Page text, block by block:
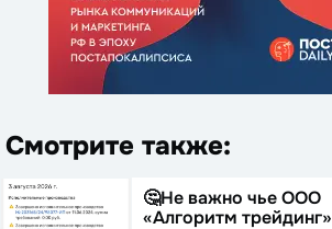
Смотрите также:
🤔Не важно чье ООО
«Алгоритм трейдинг»